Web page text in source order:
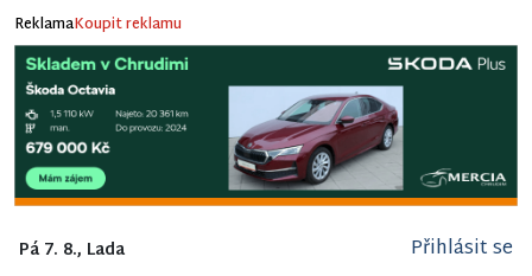
ReklamaKoupit reklamu
Pá 7. 8., Lada Přihlásit se